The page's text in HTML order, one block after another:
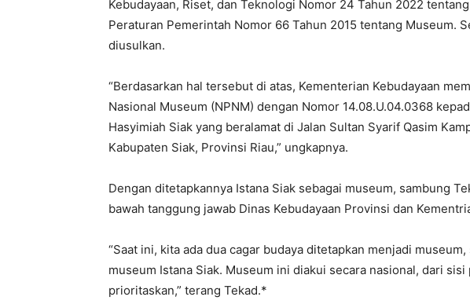
Kebudayaan, Riset, dan Teknologi Nomor 24 Tahun 2022
Peraturan Pemerintah Nomor 66 Tahun 2015 tentang Museum.
diusulkan.
“Berdasarkan hal tersebut di atas, Kementerian Kebudayaan
Nasional Museum (NPNM) dengan Nomor 14.08.U.04.0368
Hasyimiah Siak yang beralamat di Jalan Sultan Syarif Qasim
Kabupaten Siak, Provinsi Riau,” ungkapnya.
Dengan ditetapkannya Istana Siak sebagai museum, sambung
bawah tanggung jawab Dinas Kebudayaan Provinsi dan
“Saat ini, kita ada dua cagar budaya ditetapkan menjadi
museum Istana Siak. Museum ini diakui secara nasional, dari
prioritaskan,” terang Tekad.*